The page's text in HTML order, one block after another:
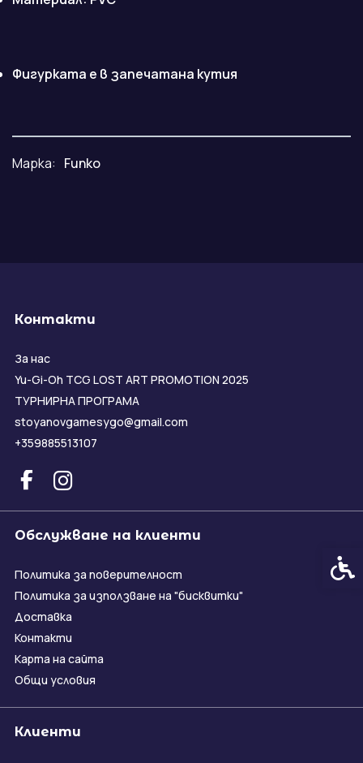
Фигурката е в запечатана кутия
Марка: Funko
Контакти
За нас
Yu-Gi-Oh TCG LOST ART PROMOTION 2025
ТУРНИРНА ПРОГРАМА
stoyanovgamesygo@gmail.com
+359885513107
Обслужване на клиенти
Политика за поверителност
Политика за използване на "бисквитки"
Доставка
Контакти
Карта на сайта
Общи условия
Клиенти